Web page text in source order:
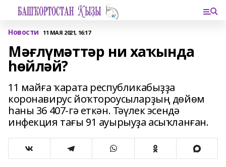
Новости 11 МАЯ 2021, 16:17
Мәғлүмәттәр ни хаҡында
һөйләй?
11 майға ҡарата республикабыҙҙа
коронавирус йоҡтороусыларҙың дөйөм
һаны 36 407-гә еткән. Тәүлек эсендә
инфекция тағы 91 ауырыуҙа асыҡланған.